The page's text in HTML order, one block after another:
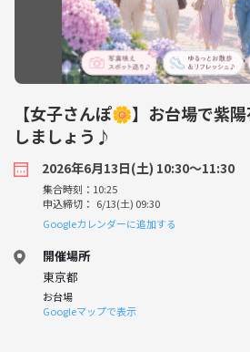
【女子さんぽ🌼】お台場で紫
しましょう♪
2026年6月13日(土) 10:30〜11:30
集合時刻：10:25
申込締切： 6/13(土) 09:30
Googleカレンダーに追加する
開催場所
東京都
お台場
Googleマップで表示